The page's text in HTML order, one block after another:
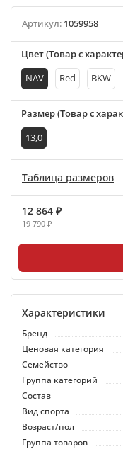
Артикул: 1059958
Цвет (Товар с
NAV
Red BKW
Размер (Товар с
13,0
Таблица размеров
12 864 ₽
19 790 ₽
Характеристики
Бренд
Ценовая категория
Семейство
Группа категорий
Состав
Вид спорта
Возраст/пол
Группа товаров